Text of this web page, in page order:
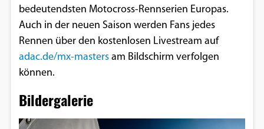
bedeutendsten Motocross-Rennserien Europas.
Auch in der neuen Saison werden Fans jedes
Rennen über den kostenlosen Livestream auf
adac.de/mx-mastersam Bildschirm verfolgen
können.
Bildergalerie